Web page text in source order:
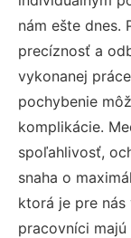
nám ešte dnes.
precíznosť a
vykonanej
pochybenie
komplikácie.
spoľahlivosť,
snaha o
ktorá je pre nás
pracovníci